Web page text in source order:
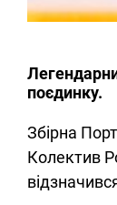
поєдинку.
Збірна
Колектив